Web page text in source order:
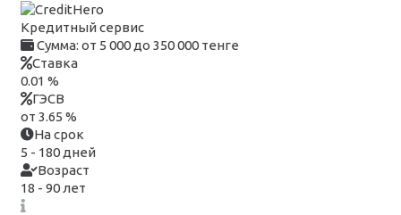
Кредитный сервис
Сумма: от 5 000 до 350 000 тенге
Ставка
0.01 %
ГЭСВ
от 3.65 %
На срок
5 - 180 дней
Возраст
18 - 90 лет